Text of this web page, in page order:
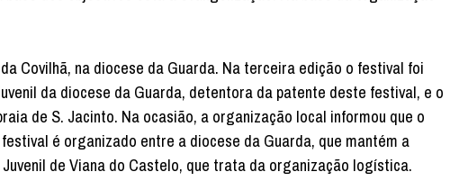
Covilhã, na diocese da Guarda. Na terceira edição o festival foi
da diocese da Guarda, detentora da patente deste festival, e o
de S. Jacinto. Na ocasião, a organização local informou que o
é organizado entre a diocese da Guarda, que mantém a
de Viana do Castelo, que trata da organização logística.